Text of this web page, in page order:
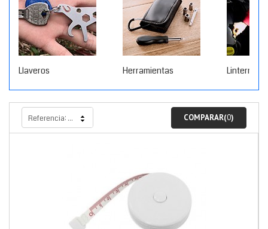
Llaveros Herramientas Linternas
Referencia: más alto primero COMPARAR(0)